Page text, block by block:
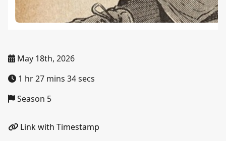
May 18th, 2026
1 hr 27 mins 34 secs
Season 5
Link with Timestamp